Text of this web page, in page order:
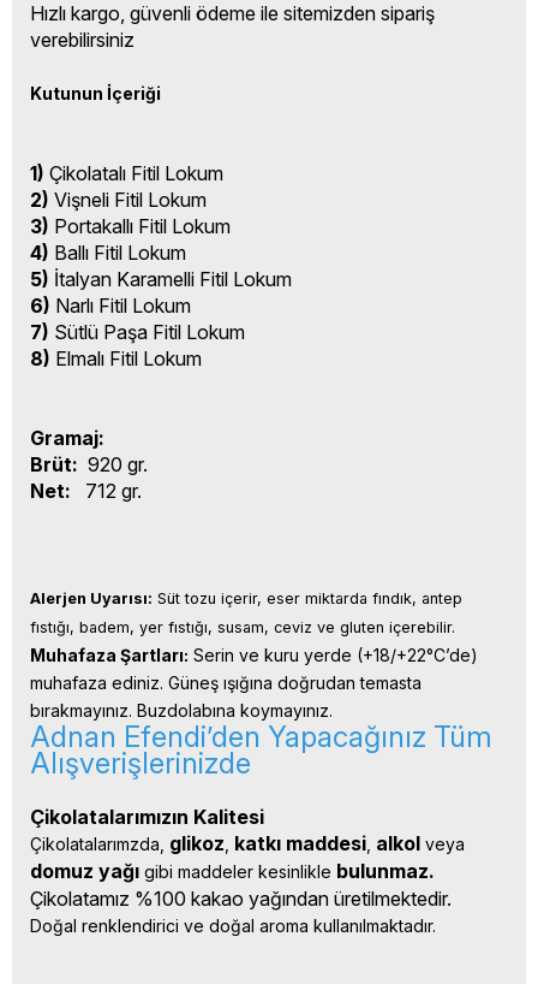
Hızlı kargo, güvenli ödeme ile sitemizden sipariş
verebilirsiniz
Kutunun İçeriği
1) Çikolatalı Fitil Lokum
2) Vişneli Fitil Lokum
3) Portakallı Fitil Lokum
4) Ballı Fitil Lokum
5) İtalyan Karamelli Fitil Lokum
6) Narlı Fitil Lokum
7) Sütlü Paşa Fitil Lokum
8) Elmalı Fitil Lokum
Gramaj:
Brüt: 920 gr.
Net: 712 gr.
Alerjen Uyarısı: Süt tozu içerir, eser miktarda fındık, antep
fıstığı, badem, yer fıstığı, susam, ceviz ve gluten içerebilir.
Muhafaza Şartları: Serin ve kuru yerde (+18/+22°C’de)
muhafaza ediniz. Güneş ışığına doğrudan temasta
bırakmayınız. Buzdolabına koymayınız.
Adnan Efendi’den Yapacağınız Tüm
Alışverişlerinizde
Çikolatalarımızın Kalitesi
Çikolatalarımzda, glikoz katkı maddesi alkol
domuz yağı gibi maddeler kesinlikle bulunmaz.
Çikolatamız %100 kakao yağından üretilmektedir.
Doğal renklendirici ve doğal aroma kullanılmaktadır.